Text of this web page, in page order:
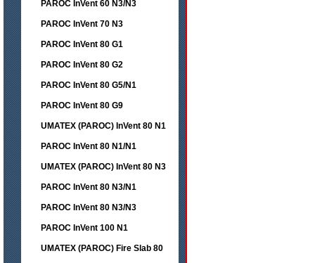
PAROC InVent 60 N3/N3
PAROC InVent 70 N3
PAROC InVent 80 G1
PAROC InVent 80 G2
PAROC InVent 80 G5/N1
PAROC InVent 80 G9
UMATEX (PAROC) InVent 80 N1
PAROC InVent 80 N1/N1
UMATEX (PAROC) InVent 80 N3
PAROC InVent 80 N3/N1
PAROC InVent 80 N3/N3
PAROC InVent 100 N1
UMATEX (PAROC) Fire Slab 80